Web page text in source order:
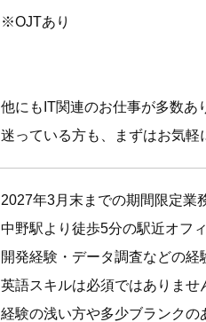
※OJTあり
他にもIT関連のお仕事が多数あ
迷っている方も、まずはお気軽
2027年3月末までの期間限定業
中野駅より徒歩5分の駅近オフ
開発経験・データ調査などの経
英語スキルは必須ではありませ
経験の浅い方や多少ブランクの